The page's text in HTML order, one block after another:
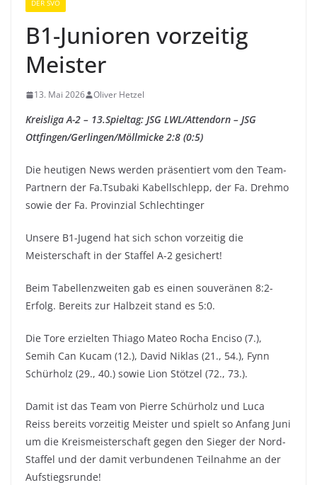
DER SVO
B1-Junioren vorzeitig
Meister
13. Mai 2026 Oliver Hetzel
Kreisliga A-2 – 13.Spieltag: JSG LWL/Attendorn – JSG
Ottfingen/Gerlingen/Möllmicke 2:8 (0:5)
Die heutigen News werden präsentiert vom den Team-
Partnern der Fa.Tsubaki Kabellschlepp, der Fa. Drehmo
sowie der Fa. Provinzial Schlechtinger
Unsere B1-Jugend hat sich schon vorzeitig die
Meisterschaft in der Staffel A-2 gesichert!
Beim Tabellenzweiten gab es einen souveränen 8:2-
Erfolg. Bereits zur Halbzeit stand es 5:0.
Die Tore erzielten Thiago Mateo Rocha Enciso (7.),
Semih Can Kucam (12.), David Niklas (21., 54.), Fynn
Schürholz (29., 40.) sowie Lion Stötzel (72., 73.).
Damit ist das Team von Pierre Schürholz und Luca
Reiss bereits vorzeitig Meister und spielt so Anfang Juni
um die Kreismeisterschaft gegen den Sieger der Nord-
Staffel und der damit verbundenen Teilnahme an der
Aufstiegsrunde!